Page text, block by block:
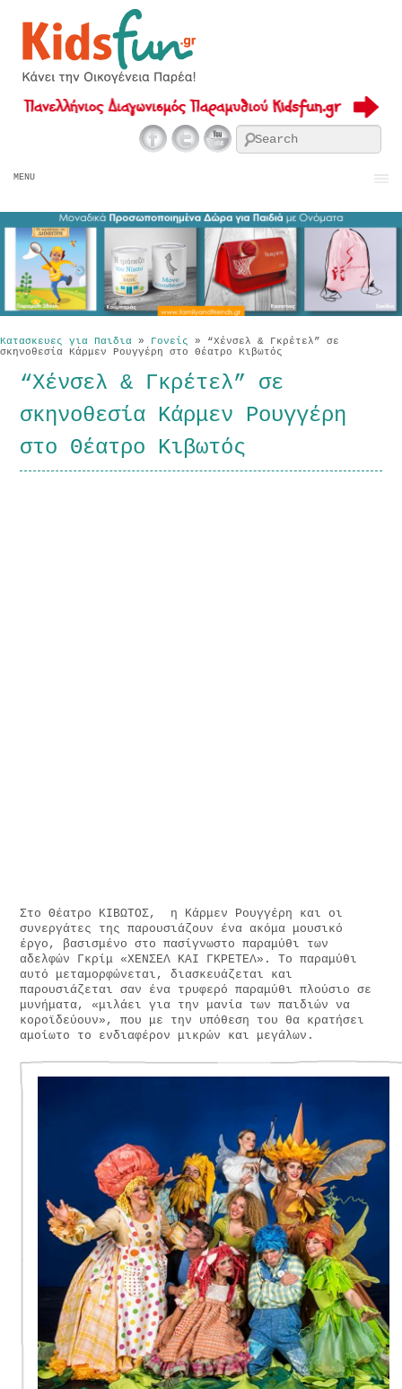
MENU
Κατασκευες για Παιδια » Γονείς » “Χένσελ & Γκρέτελ” σε
σκηνοθεσία Κάρμεν Ρουγγέρη στο Θέατρο Κιβωτός
“Χένσελ & Γκρέτελ” σε
σκηνοθεσία Κάρμεν Ρουγγέρη
στο Θέατρο Κιβωτός
Στο Θέατρο ΚΙΒΩΤΟΣ, η Κάρμεν Ρουγγέρη και οι
συνεργάτες της παρουσιάζουν ένα ακόμα μουσικό
έργο, βασισμένο στο πασίγνωστο παραμύθι των
αδελφών Γκρίμ «ΧΕΝΣΕΛ ΚΑΙ ΓΚΡΕΤΕΛ». Το παραμύθι
αυτό μεταμορφώνεται, διασκευάζεται και
παρουσιάζεται σαν ένα τρυφερό παραμύθι πλούσιο σε
μυνήματα, «μιλάει για την μανία των παιδιών να
κοροϊδεύουν», που με την υπόθεση του θα κρατήσει
αμοίωτο το ενδιαφέρον μικρών και μεγάλων.